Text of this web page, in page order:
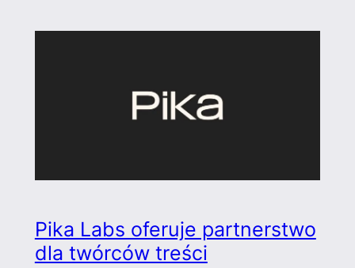
Pika Labs oferuje partnerstwo
dla twórców treści